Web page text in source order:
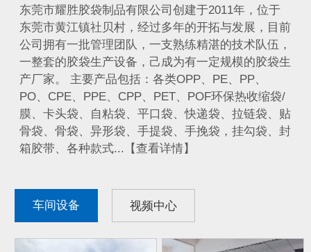
东莞市耀胜胶袋制品有限公司创建于2011年，位于
东莞市黄江镇社贝村，经过多年的开拓与发展，目前
公司拥有一批管理团队，一支熟练精湛的技术队伍，
一整套的胶袋生产设备，己成为有一定规模的胶袋生
产厂家。 主要产品包括：各类OPP、PE、PP、
PO、CPE、PPE、CPP、PET、POF环保热收缩袋/
膜、卡头袋、自粘袋、平口袋、快递袋、拉链袋、贴
骨袋、骨袋、异形袋、手提袋、手挽袋，挂勾袋、封
箱胶带、各种款式...【查看详情】
车间设备 视频中心